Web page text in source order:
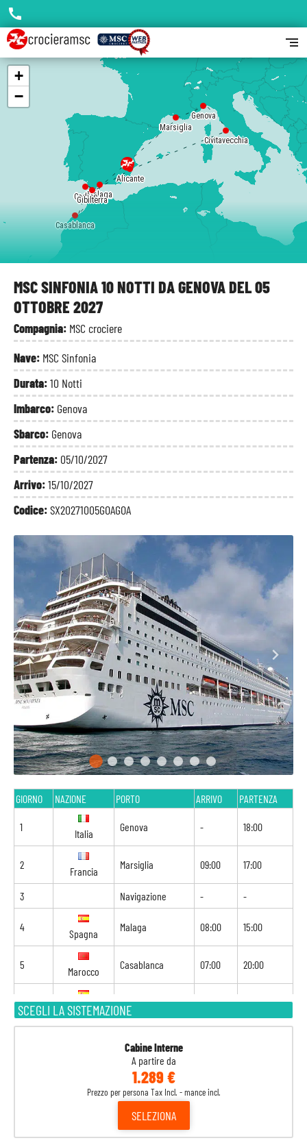
MSC SINFONIA 10 NOTTI DA GENOVA DEL 05
OTTOBRE 2027
Compagnia: MSC crociere
Nave: MSC Sinfonia
Durata:10 Notti
Imbarco: Genova
Sbarco: Genova
Partenza: 05/10/2027
Arrivo:15/10/2027
Codice:SX20271005GOAGOA
SCEGLI LA SISTEMAZIONE
Cabine Interne
A partire da
1.289 €
Prezzo per persona Tax Incl. - mance incl.
SELEZIONA
GIORNO NAZIONE PORTO ARRIVO PARTENZA
1
Italia
Genova - 18:00
2
Francia
Marsiglia 09:00 17:00
3 Navigazione - -
4
Spagna
Malaga 08:00 15:00
5
Marocco
Casablanca 07:00 20:00
6
Spagna
Cadice 09:00 20:00
Gibilterra
Alicante
Navigazione
10 Civitavecchia 07:00 18:30
Genova
Marsiglia
Malaga
Casablanca
Cadice
Gibilterra
Alicante
Civitavecchia
+
−
call
segment